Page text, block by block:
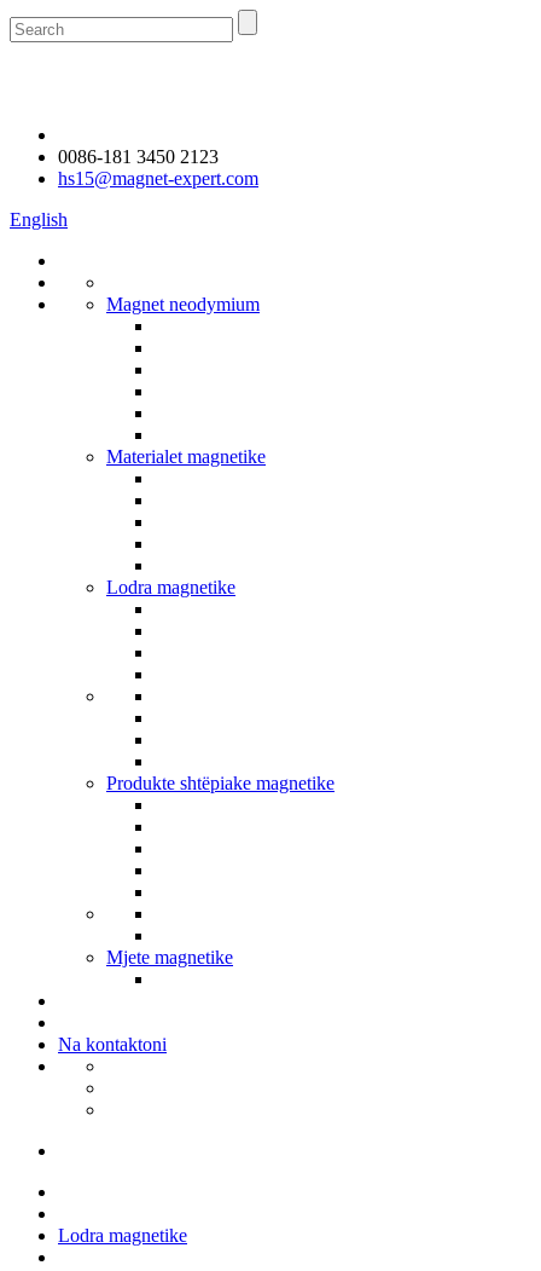
0086-181 3450 2123
hs15@magnet-expert.com
English
Magnet neodymium
Materialet magnetike
Lodra magnetike
Produkte shtëpiake magnetike
Mjete magnetike
Na kontaktoni
Lodra magnetike